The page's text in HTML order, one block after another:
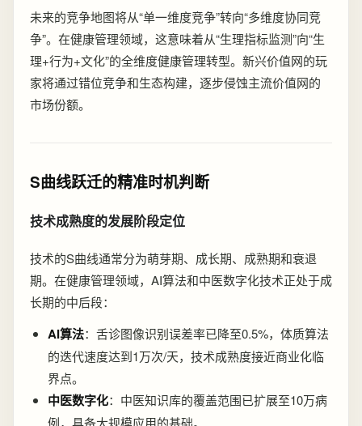
未来的竞争地图将从“单一维度竞争”转向“多维度协同竞
争”。在健康管理领域，这意味着从“生理指标监测”向“生
理+行为+文化”的全维度健康管理转型。新兴价值网的玩
家将通过错位竞争和生态构建，逐步侵蚀主流价值网的
市场份额。
S曲线跃迁的精准时机判断
技术成熟度的发展阶段定位
技术的S曲线通常分为萌芽期、成长期、成熟期和衰退
期。在健康管理领域，AI算法和中医数字化技术正处于成
长期的中后段：
AI算法：舌诊图像识别误差率已降至0.5%，体质算法
的迭代速度达到1万次/天，技术成熟度接近商业化临
界点。
中医数字化：中医知识库的覆盖范围已扩展至10万病